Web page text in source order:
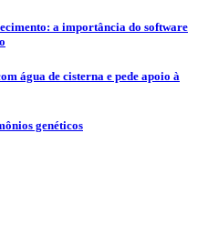
a importância do software
água de cisterna e pede apoio à
genéticos